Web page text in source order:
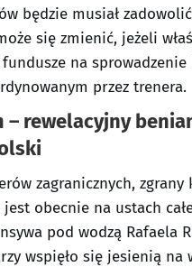
będzie musiał
się zmienić, jeżeli
fundusze na
przez trenera.
– rewelacyjny
zagranicznych,
obecnie na ustach
pod wodzą Rafaela
wspięło się jesienią na